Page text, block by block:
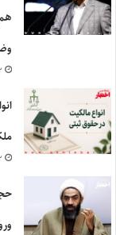
۱۲
۱۲